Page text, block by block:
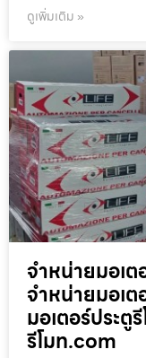
ดูเพิ่มเติม »
จำหน่ายมอเต
จำหน่ายมอเต
มอเตอร์ประตู
รีโมท.com